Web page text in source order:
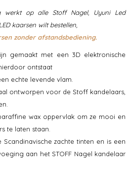
werkt op alle Stoff Nagel, Uyuni Led
kaarsen wilt bestellen,
zonder afstandsbediening.
gemaakt met een 3D elektronische
ontstaat
echte levende vlam.
ontworpen voor de Stoff kandelaars,
wax oppervlak om ze mooi en
te laten staan.
zachte tinten en is een
aan het STOFF Nagel kandelaar